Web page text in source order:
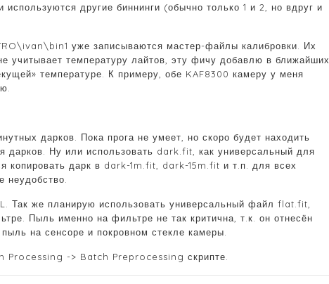
другие биннинги (обычно только 1 и 2, но вдруг и
уже записываются мастер-файлы калибровки. Их
учитывает температуру лайтов, эту фичу добавлю в ближайших
температуре. К примеру, обе KAF8300 камеру у меня
дарков. Пока прога не умеет, но скоро будет находить
Ну или использовать dark.fit, как универсальный для
копировать дарк в dark-1m.fit, dark-15m.fit и т.п. для всех
неудобство.
же планирую использовать универсальный файл flat.fit,
Пыль именно на фильтре не так критична, т.к. он отнесён
на сенсоре и покровном стекле камеры.
Processing -> Batch Preprocessing скрипте.